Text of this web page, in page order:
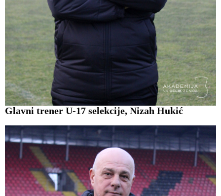
Glavni trener U-17 selekcije, Nizah Hukić